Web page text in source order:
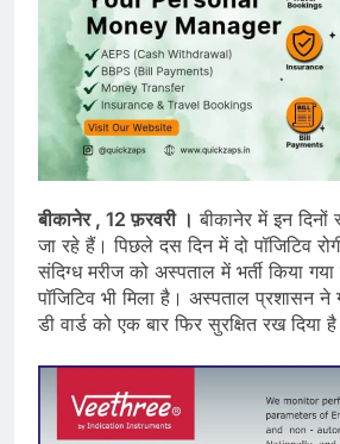
बीकानेर , 12 फ़रवरी । बीकानेर में इन दिनों
जा रहे हैं। पिछले दस दिन में दो पॉजिटिव
संदिग्ध मरीज को अस्पताल में भर्ती किया
पॉजिटिव भी मिला है। अस्पताल प्रशासन ने
डी वार्ड को एक बार फिर सुरक्षित रख दिया